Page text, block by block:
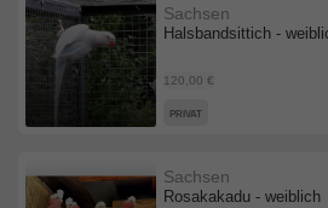
Halsbandsittich -
Sachsen
120,00 €
PRIVAT
Rosakakadu - weiblich
Sachsen